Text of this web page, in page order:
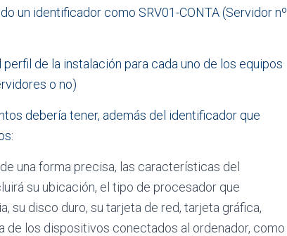
un identificador como SRV01-CONTA (Servidor nº
de la instalación para cada uno de los equipos
o no)
debería tener, además del identificador que
una forma precisa, las características del
su ubicación, el tipo de procesador que
su disco duro, su tarjeta de red, tarjeta gráfica,
de los dispositivos conectados al ordenador, como